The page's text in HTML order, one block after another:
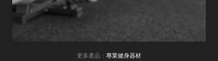
更多產品： 專業健身器材